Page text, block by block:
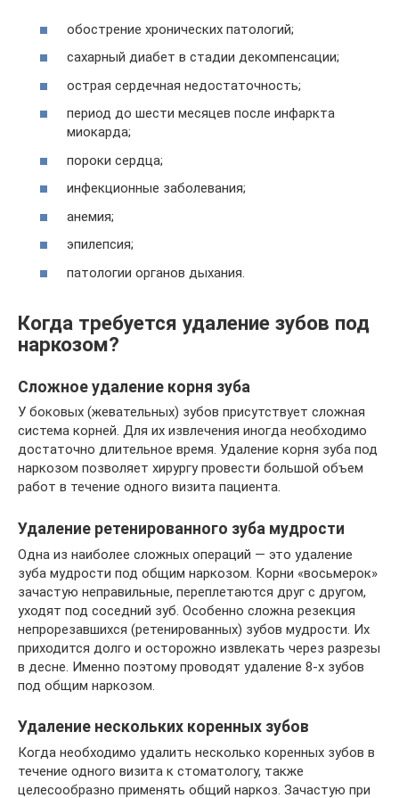
обострение хронических патологий;
сахарный диабет в стадии декомпенсации;
острая сердечная недостаточность;
период до шести месяцев после инфаркта
миокарда;
пороки сердца;
инфекционные заболевания;
анемия;
эпилепсия;
патологии органов дыхания.
Когда требуется удаление зубов под
наркозом?
Сложное удаление корня зуба
У боковых (жевательных) зубов присутствует сложная
система корней. Для их извлечения иногда необходимо
достаточно длительное время. Удаление корня зуба под
наркозом позволяет хирургу провести большой объем
работ в течение одного визита пациента.
Удаление ретенированного зуба мудрости
Одна из наиболее сложных операций — это удаление
зуба мудрости под общим наркозом. Корни «восьмерок»
зачастую неправильные, переплетаются друг с другом,
уходят под соседний зуб. Особенно сложна резекция
непрорезавшихся (ретенированных) зубов мудрости. Их
приходится долго и осторожно извлекать через разрезы
в десне. Именно поэтому проводят удаление 8-х зубов
под общим наркозом.
Удаление нескольких коренных зубов
Когда необходимо удалить несколько коренных зубов в
течение одного визита к стоматологу, также
целесообразно применять общий наркоз. Зачастую при